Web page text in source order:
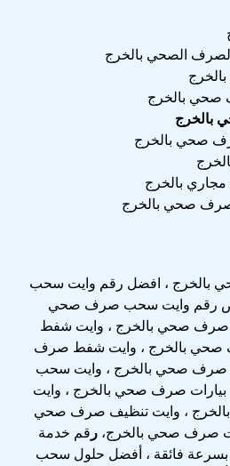
الصحي بالخرج
بالخرج
بالخرج
صحي بالخرج
بالخرج
صحي بالخرج
، افضل رقم وايت سحب
رقم وايت سحب صرف صحي
صرف صحي بالخرج ، وايت شفط
صحي بالخرج ، وايت شفط صرف
صرف صحي بالخرج ، وايت سحب
بيارات صرف صحي بالخرج ، وايت
، وايت تنظيف صرف صحي
صرف صحي بالخرج، ر قم خدمة
فائقة ، أفضل حلول سحب